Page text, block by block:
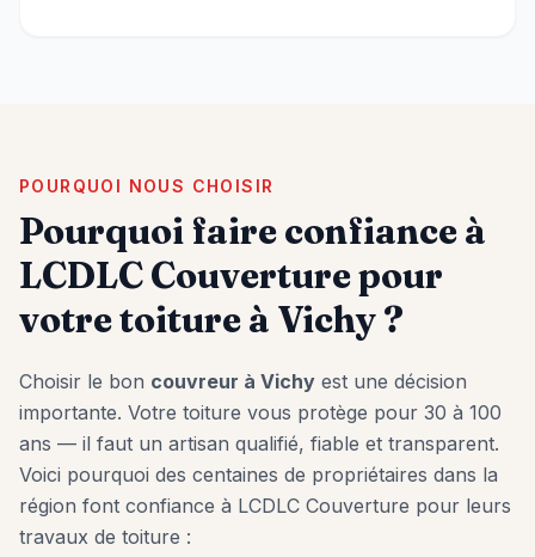
POURQUOI NOUS CHOISIR
Pourquoi faire confiance à
LCDLC Couverture pour
votre toiture à Vichy?
Choisir le bon couvreur à Vichy est une décision
importante. Votre toiture vous protège pour 30 à 100
ans — il faut un artisan qualifié, fiable et transparent.
Voici pourquoi des centaines de propriétaires dans la
région font confiance à LCDLC Couverture pour leurs
travaux de toiture :